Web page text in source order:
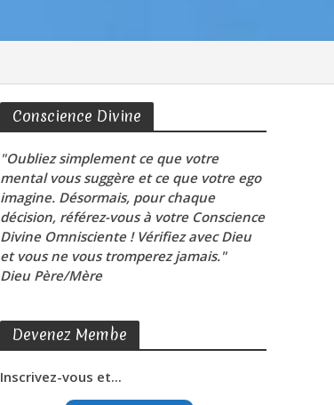
Conscience Divine
"Oubliez simplement ce que votre
mental vous suggère et ce que votre ego
imagine. Désormais, pour chaque
décision, référez-vous à votre Conscience
Divine Omnisciente ! Vérifiez avec Dieu
et vous ne vous tromperez jamais."
Dieu Père/Mère
Devenez Membe
Inscrivez-vous et...